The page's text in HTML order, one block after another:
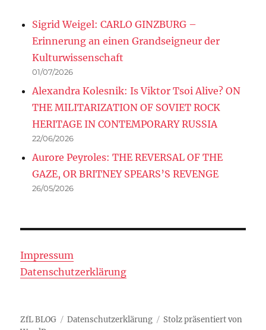
Sigrid Weigel: CARLO GINZBURG –
Erinnerung an einen Grandseigneur der
Kulturwissenschaft
01/07/2026
Alexandra Kolesnik: Is Viktor Tsoi Alive? ON
THE MILITARIZATION OF SOVIET ROCK
HERITAGE IN CONTEMPORARY RUSSIA
22/06/2026
Aurore Peyroles: THE REVERSAL OF THE
GAZE, OR BRITNEY SPEARS’S REVENGE
26/05/2026
Impressum
Datenschutzerklärung
ZfL BLOG Datenschutzerklärung
Stolz präsentiert von